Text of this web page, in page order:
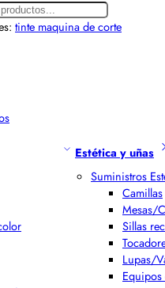
tinte maquina de corte
Estética y uñas
Suministros
Camillas
Mesas/
Sillas
Lupas/